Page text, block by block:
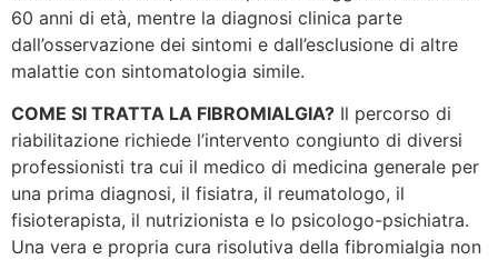
60 anni di età, mentre la diagnosi clinica parte
dall’osservazione dei sintomi e dall’esclusione di altre
malattie con sintomatologia simile.
COME SI TRATTA LA FIBROMIALGIA? Il percorso di
riabilitazione richiede l’intervento congiunto di diversi
professionisti tra cui il medico di medicina generale per
una prima diagnosi, il fisiatra, il reumatologo, il
fisioterapista, il nutrizionista e lo psicologo-psichiatra.
Una vera e propria cura risolutiva della fibromialgia non